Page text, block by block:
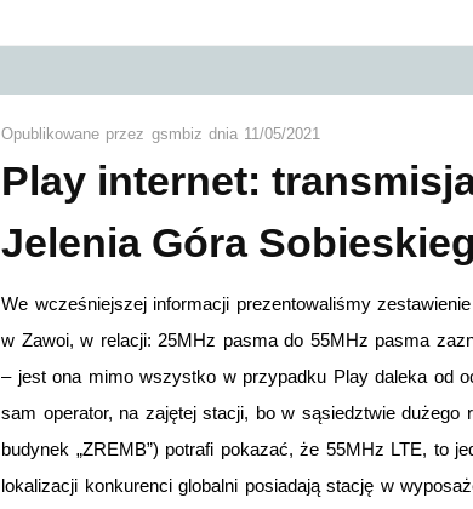
Opublikowane przez gsmbiz dnia 11/05/2021
Play internet:
Jelenia Góra
We wcześniejszej informacji prezentowaliśmy
w Zawoi, w relacji: 25MHz pasma do 55MHz pasma
– jest ona mimo wszystko w przypadku Play daleka od
sam operator, na zajętej stacji, bo w sąsiedztwie dużego
budynek „ZREMB”) potrafi pokazać, że 55MHz LTE, to
lokalizacji konkurenci globalni posiadają stację w